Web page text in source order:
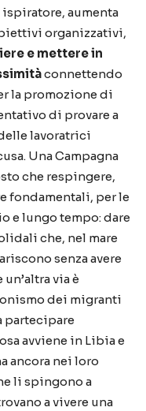
aumenta
organizzativi,
e mettere in
connettendo
la promozione di
di provare a
lavoratrici
Una Campagna
che respingere,
fondamentali, per le
e lungo tempo: dare
che, nel mare
senza avere
via è
dei migranti
partecipare
avviene in Libia e
ancora nei loro
li spingono a
a vivere una